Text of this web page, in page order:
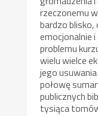
rzeczonemu
bardzo
emocjonalnie
problemu
wielu wielce
jego
połowę
publicznych
tysiąca